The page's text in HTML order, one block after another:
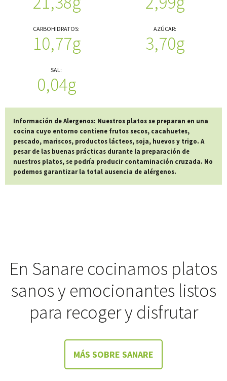
CARBOHIDRATOS:
10,77g
AZÚCAR:
3,70g
SAL:
0,04g
Información de Alergenos: Nuestros platos se preparan en una
cocina cuyo entorno contiene frutos secos, cacahuetes,
pescado, mariscos, productos lácteos, soja, huevos y trigo. A
pesar de las buenas prácticas durante la preparación de
nuestros platos, se podría producir contaminación cruzada. No
podemos garantizar la total ausencia de alérgenos.
En Sanare cocinamos platos
sanos y emocionantes listos
para recoger y disfrutar
MÁS SOBRE SANARE